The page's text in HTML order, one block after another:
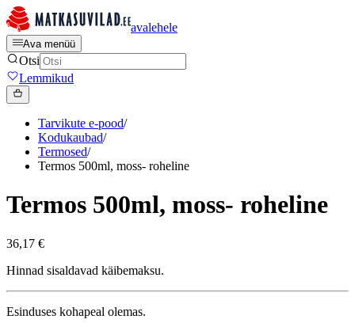
avalehele
Ava menüü
Otsi
Lemmikud
Tarvikute e-pood/
Kodukaubad/
Termosed/
Termos 500ml, moss- roheline
Termos 500ml, moss- roheline
36,17 €
Hinnad sisaldavad käibemaksu.
Esinduses kohapeal olemas.